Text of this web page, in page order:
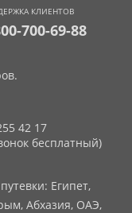
КЛИЕНТОВ
700-69-88
42 17
бесплатный)
Египет,
Абхазия, ОАЭ,